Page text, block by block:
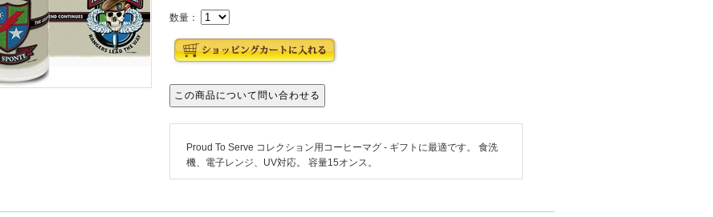
数量：
Proud To Serve コレクション用コーヒーマグ - ギフトに最適です。 食洗
機、電子レンジ、UV対応。 容量15オンス。